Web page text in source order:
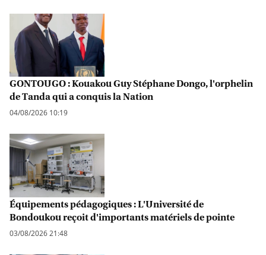
GONTOUGO : Kouakou Guy Stéphane Dongo, l'orphelin
de Tanda qui a conquis la Nation
04/08/2026 10:19
Équipements pédagogiques : L'Université de
Bondoukou reçoit d'importants matériels de pointe
03/08/2026 21:48